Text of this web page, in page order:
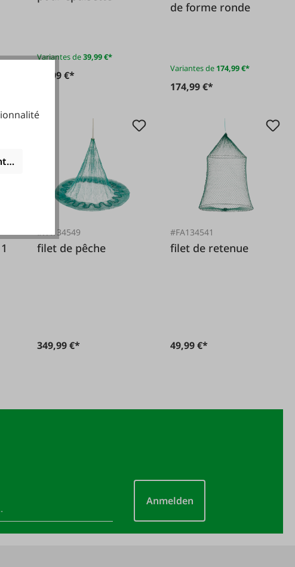
Variantes de39,99 €*
44,99 €*
de forme ronde
Variantes de 174,99 €*
174,99 €*
#FA134549
filet de pêche
349,99 €*
#FA134541
filet de retenue
49,99 €*
Anmelden
les cookies fonctionnels